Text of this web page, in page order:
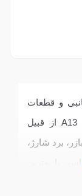
و قطعات
سامسونگ گلکسی A13 4G / 5G / A135 / A136 از قبیل
برد شارژ،
با بهترین